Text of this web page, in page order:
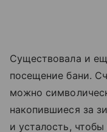
Существовала и
посещение бани.
можно
накопившиеся за
и усталость,